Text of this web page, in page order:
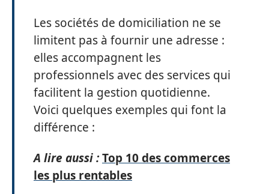
Les sociétés de domiciliation ne se
limitent pas à fournir une adresse :
elles accompagnent les
professionnels avec des services qui
facilitent la gestion quotidienne.
Voici quelques exemples qui font la
différence :
A lire aussi :Top 10 des commerces
les plus rentables